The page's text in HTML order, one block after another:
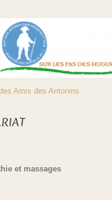
Amis des Antonins
et massages